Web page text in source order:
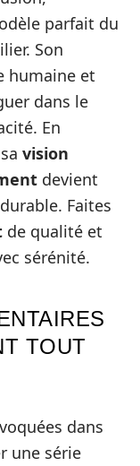
parfait du
Son
humaine et
dans le
En
vision
devient
Faites
de qualité et
sérénité.
TOUT
dans
une série